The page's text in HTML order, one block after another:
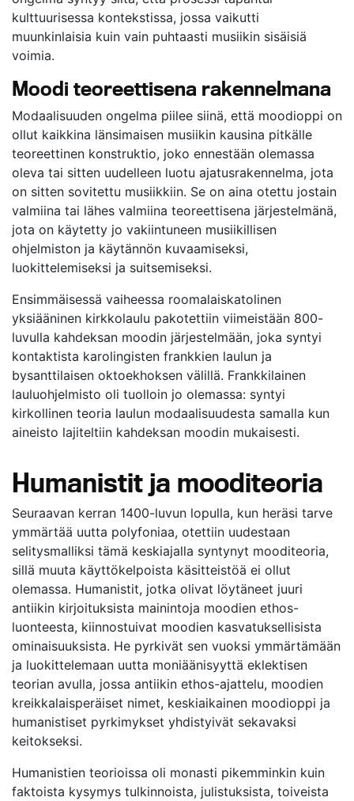
kulttuurisessa kontekstissa, jossa vaikutti
muunkinlaisia kuin vain puhtaasti musiikin sisäisiä
voimia.
Moodi teoreettisena rakennelmana
Modaalisuuden ongelma piilee siinä, että moodioppi on
ollut kaikkina länsimaisen musiikin kausina pitkälle
teoreettinen konstruktio, joko ennestään olemassa
oleva tai sitten uudelleen luotu ajatusrakennelma, jota
on sitten sovitettu musiikkiin. Se on aina otettu jostain
valmiina tai lähes valmiina teoreettisena järjestelmänä,
jota on käytetty jo vakiintuneen musiikillisen
ohjelmiston ja käytännön kuvaamiseksi,
luokittelemiseksi ja suitsemiseksi.
Ensimmäisessä vaiheessa roomalaiskatolinen
yksiääninen kirkkolaulu pakotettiin viimeistään 800-
luvulla kahdeksan moodin järjestelmään, joka syntyi
kontaktista karolingisten frankkien laulun ja
bysanttilaisen oktoekhoksen välillä. Frankkilainen
lauluohjelmisto oli tuolloin jo olemassa: syntyi
kirkollinen teoria laulun modaalisuudesta samalla kun
aineisto lajiteltiin kahdeksan moodin mukaisesti.
Humanistit ja mooditeoria
Seuraavan kerran 1400-luvun lopulla, kun heräsi tarve
ymmärtää uutta polyfoniaa, otettiin uudestaan
selitysmalliksi tämä keskiajalla syntynyt mooditeoria,
sillä muuta käyttökelpoista käsitteistöä ei ollut
olemassa. Humanistit, jotka olivat löytäneet juuri
antiikin kirjoituksista mainintoja moodien ethos-
luonteesta, kiinnostuivat moodien kasvatuksellisista
ominaisuuksista. He pyrkivät sen vuoksi ymmärtämään
ja luokittelemaan uutta moniäänisyyttä eklektisen
teorian avulla, jossa antiikin ethos-ajattelu, moodien
kreikkalaisperäiset nimet, keskiaikainen moodioppi ja
humanistiset pyrkimykset yhdistyivät sekavaksi
keitokseksi.
Humanistien teorioissa oli monasti pikemminkin kuin
faktoista kysymys tulkinnoista, julistuksista, toiveista